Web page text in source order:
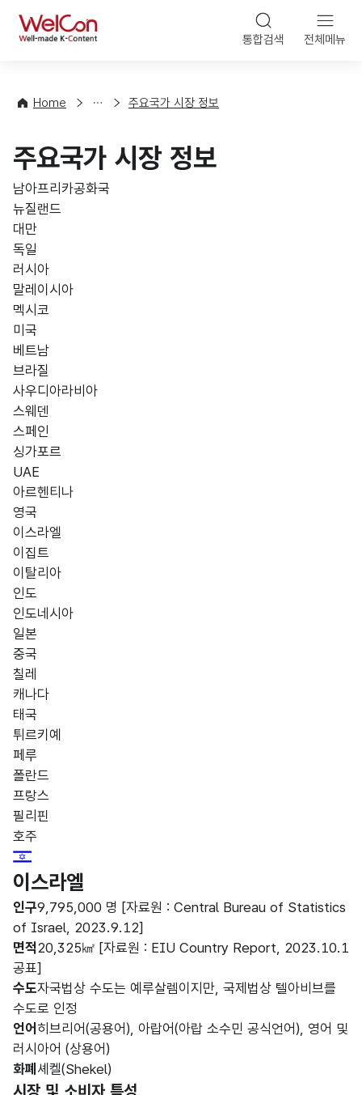
WelCon 통합검색 전체메뉴
Home
향
계
주요국가 시장 정보
주요국가 시장 정보
남아프리카공화국
뉴질랜드
대만
독일
러시아
말레이시아
멕시코
미국
베트남
브라질
사우디아라비아
스웨덴
스페인
싱가포르
UAE
아르헨티나
영국
이스라엘
이집트
이탈리아
인도
인도네시아
일본
중국
칠레
캐나다
태국
튀르키예
페루
폴란드
프랑스
필리핀
호주
Israel Flag
이스라엘
인구9,795,000 명 [자료원 : Central Bureau of Statistics
of Israel, 2023.9.12]
면적20,325㎢ [자료원 : EIU Country Report, 2023.10.1
공표]
수도자국법상 수도는 예루살렘이지만, 국제법상 텔아비브를
수도로 인정
언어 히브리어(공용어), 아랍어(아랍 소수민 공식언어), 영어 및
러시아어 (상용어)
화폐 셰켈(Shekel)
시장 및 소비자 특성